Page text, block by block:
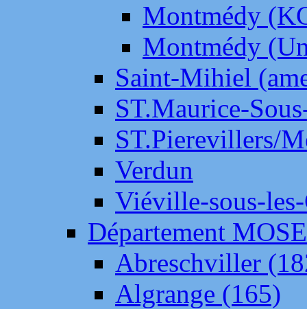
Montmédy
Montmédy
Saint-Mihiel
ST.Maurice-
ST.Pierevillers/
Verdun
Viéville-sous-
Département
Abreschviller
Algrange (165)